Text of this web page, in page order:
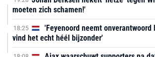
moeten zich schamen!'
18:25
'Feyenoord neemt
vind het echt héél bijzonder'